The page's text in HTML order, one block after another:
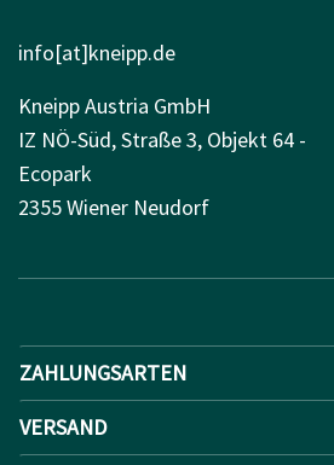
info[at]kneipp.de
Kneipp Austria GmbH
IZ NÖ-Süd, Straße 3, Objekt 64 -
Ecopark
2355 Wiener Neudorf
ZAHLUNGSARTEN
VERSAND